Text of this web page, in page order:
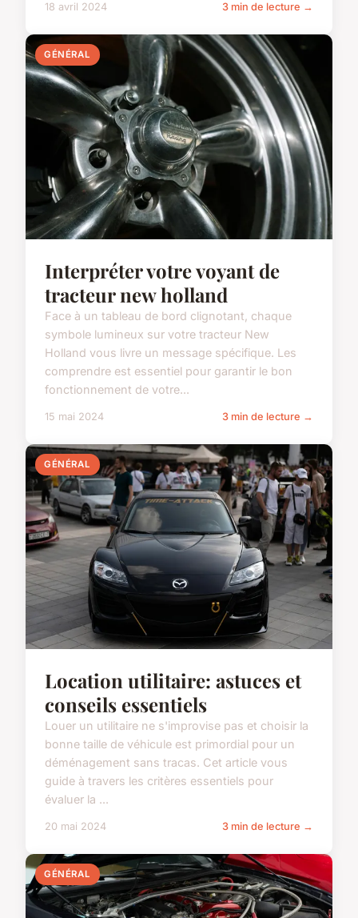
18 avril 2024 3 min de lecture →
GÉNÉRAL
Interpréter votre voyant de
tracteur new holland
Face à un tableau de bord clignotant, chaque
symbole lumineux sur votre tracteur New
Holland vous livre un message spécifique. Les
comprendre est essentiel pour garantir le bon
fonctionnement de votre...
15 mai 2024 3 min de lecture →
GÉNÉRAL
Location utilitaire: astuces et
conseils essentiels
Louer un utilitaire ne s'improvise pas et choisir la
bonne taille de véhicule est primordial pour un
déménagement sans tracas. Cet article vous
guide à travers les critères essentiels pour
évaluer la ...
20 mai 2024 3 min de lecture →
GÉNÉRAL